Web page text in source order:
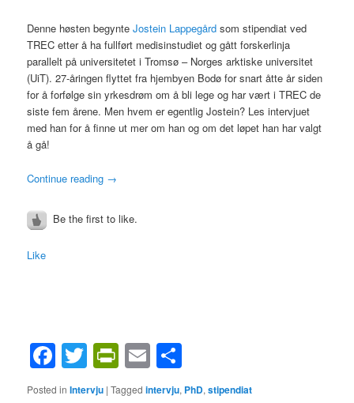
Denne høsten begynteJostein Lappegård som stipendiat ved
TREC etter å ha fullført medisinstudiet og gått forskerlinja
parallelt på universitetet i Tromsø – Norges arktiske universitet
(UiT). 27-åringen flyttet fra hjembyen Bodø for snart åtte år siden
for å forfølge sin yrkesdrøm om å bli lege og har vært i TREC de
siste fem årene. Men hvem er egentlig Jostein? Les intervjuet
med han for å finne ut mer om han og om det løpet han har valgt
å gå!
Continue reading →
Be the first to like.
Like
Facebook
Twitter
PrintFriendly
Email
Posted in Intervju |Tagged intervju, PhD,stipendiat